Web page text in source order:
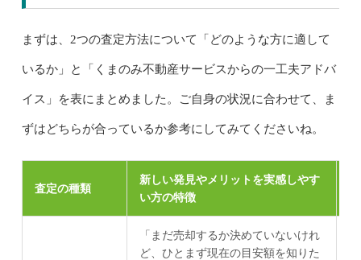
まずは、2つの査定方法について「どのような方に適して
いるか」と「くまのみ不動産サービスからの一工夫アドバ
イス」を表にまとめました。ご自身の状況に合わせて、ま
ずはどちらが合っているか参考にしてみてくださいね。
査定の種類
新しい発見やメリットを実感しやす
い方の特徴
「まだ売却するか決めていないけれ
ど、ひとまず現在の目安額を知りた